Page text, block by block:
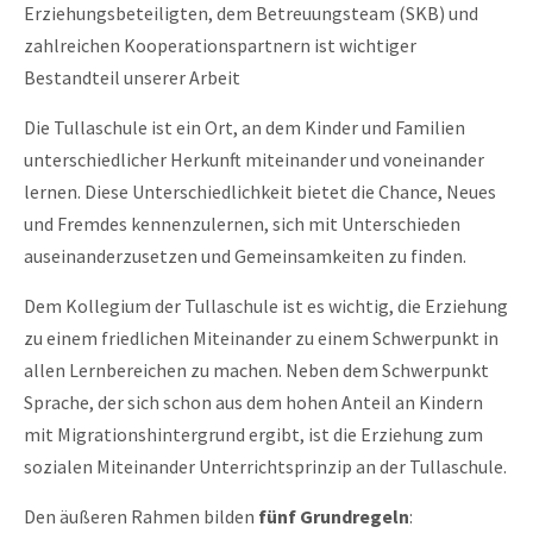
We offer support for our customers
Get in touch
Cybersteel Inc.
376-293 City Road, Suite 600
San Francisco, CA 94102
+44 1234 567 890
Drop us a line
About us
elit.
Erziehungsbeteiligten, dem Betreuungsteam (SKB) und
zahlreichen Kooperationspartnern ist wichtiger
Bestandteil unserer Arbeit
Die Tullaschule ist ein Ort, an dem Kinder und Familien
unterschiedlicher Herkunft miteinander und voneinander
lernen. Diese Unterschiedlichkeit bietet die Chance, Neues
und Fremdes kennenzulernen, sich mit Unterschieden
auseinanderzusetzen und Gemeinsamkeiten zu finden.
Dem Kollegium der Tullaschule ist es wichtig, die Erziehung
zu einem friedlichen Miteinander zu einem Schwerpunkt in
allen Lernbereichen zu machen. Neben dem Schwerpunkt
Sprache, der sich schon aus dem hohen Anteil an Kindern
mit Migrationshintergrund ergibt, ist die Erziehung zum
sozialen Miteinander Unterrichtsprinzip an der Tullaschule.
Den äußeren Rahmen bilden fünf Grundregeln: